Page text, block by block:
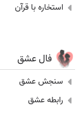
استخاره با قرآن
فال عشق
سنجش عشق
رابطه عشق